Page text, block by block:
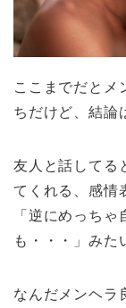
ここまでだとメ
ちだけど、結論
友人と話してる
てくれる、感情
「逆にめっち
も・・・」みた
なんだメンヘラ